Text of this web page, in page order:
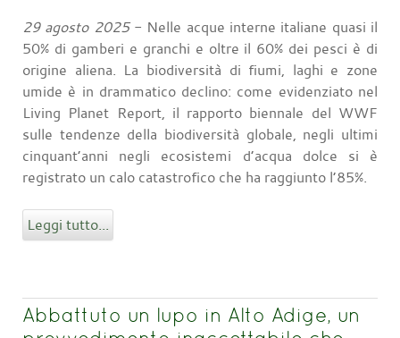
29 agosto 2025- Nelle acque interne italiane quasi il
50% di gamberi e granchi e oltre il 60% dei pesci è di
origine aliena. La biodiversità di fiumi, laghi e zone
umide è in drammatico declino: come evidenziato nel
Living Planet Report, il rapporto biennale del WWF
sulle tendenze della biodiversità globale, negli ultimi
cinquant’anni negli ecosistemi d’acqua dolce si è
registrato un calo catastrofico che ha raggiunto l’85%.
Leggi tutto...
Abbattuto un lupo in Alto Adige, un